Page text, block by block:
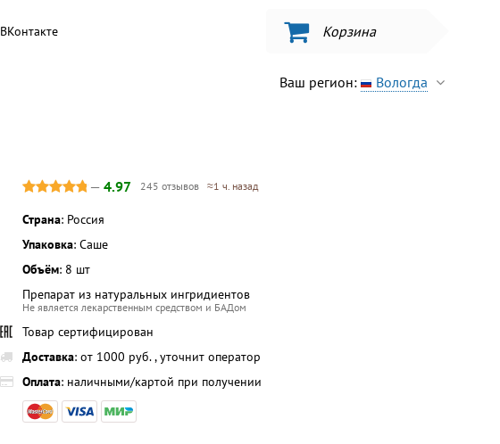
ВКонтакте Корзина
Ваш регион: Вологда
— 4.97 245 отзывов ≈1 ч. назад
Страна: Россия
Упаковка: Саше
Объём: 8 шт
Препарат из натуральных ингридиентов
Не является лекарственным средством и БАДом
Товар сертифицирован
Доставка: от 1000 руб. , уточнит оператор
Оплата: наличными/картой при получении